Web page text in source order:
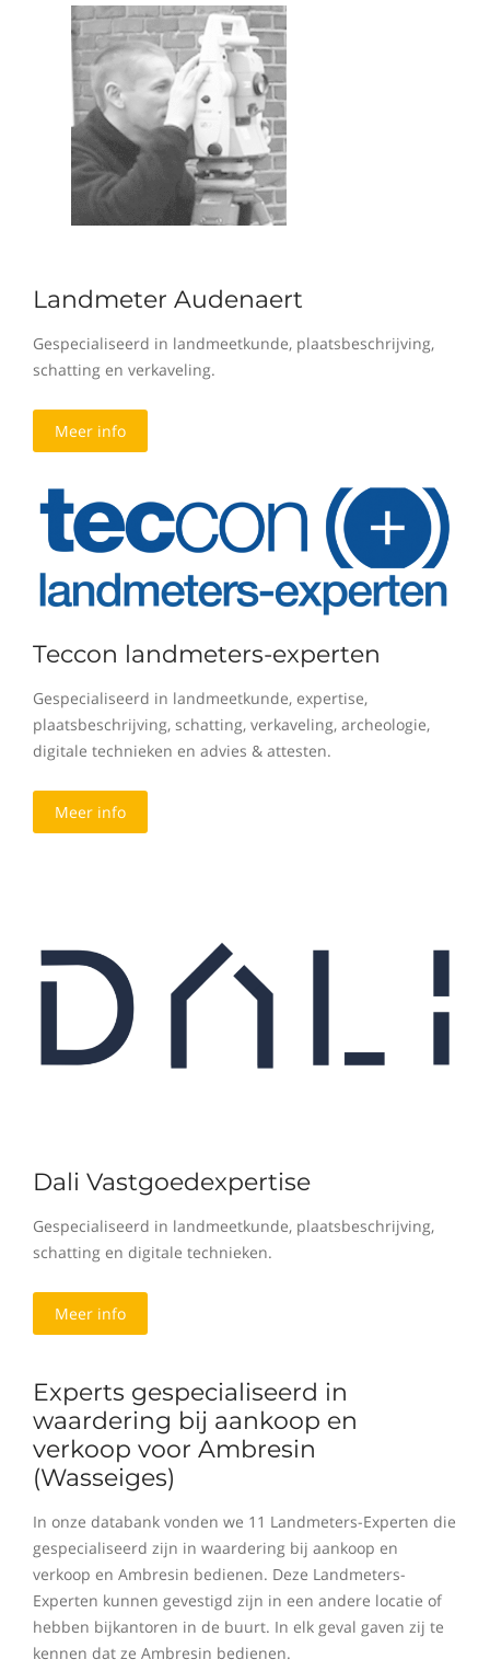
Landmeter Audenaert
Gespecialiseerd in landmeetkunde, plaatsbeschrijving,
schatting en verkaveling.
Meer info
Teccon landmeters-experten
Gespecialiseerd in landmeetkunde, expertise,
plaatsbeschrijving, schatting, verkaveling, archeologie,
digitale technieken en advies & attesten.
Meer info
Dali Vastgoedexpertise
Gespecialiseerd in landmeetkunde, plaatsbeschrijving,
schatting en digitale technieken.
Meer info
Experts gespecialiseerd in
waardering bij aankoop en
verkoop voor Ambresin
(Wasseiges)
In onze databank vonden we 11 Landmeters-Experten die
gespecialiseerd zijn in waardering bij aankoop en
verkoop en Ambresin bedienen. Deze Landmeters-
Experten kunnen gevestigd zijn in een andere locatie of
hebben bijkantoren in de buurt. In elk geval gaven zij te
kennen dat ze Ambresin bedienen.